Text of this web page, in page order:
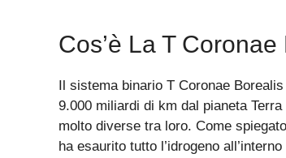
Cos’è La T
Il sistema binario T Coronae
9.000 miliardi di km dal pianeta
molto diverse tra loro. Come
ha esaurito tutto l’idrogeno